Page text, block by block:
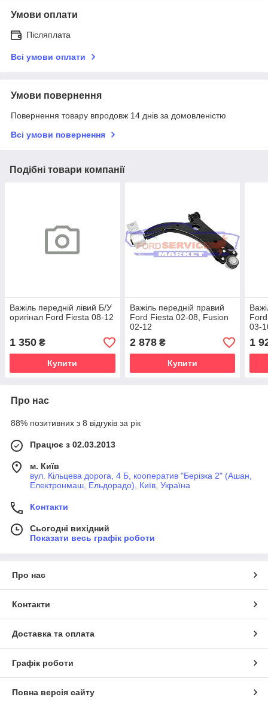
Умови оплати
Післяплата
Всі умови оплати
Умови повернення
Повернення товару впродовж 14 днів за домовленістю
Всі умови повернення
Подібні товари компанії
Важіль передній лівий Б/У
оригінал Ford Fiesta 08-12
1 350 ₴
Купити
Важіль передній правий
Ford Fiesta 02-08, Fusion
02-12
2 878₴
Купити
03-
1
Про нас
88% позитивних з 8 відгуків за рік
Працює з 02.03.2013
м. Київ
вул. Кільцева дорога, 4 Б, кооператив "Берізка 2" (Ашан,
Електронмаш, Ельдорадо), Київ, Україна
Контакти
Сьогодні вихідний
Показати весь графік роботи
Про нас
Контакти
Доставка та оплата
Графік роботи
Повна версія сайту